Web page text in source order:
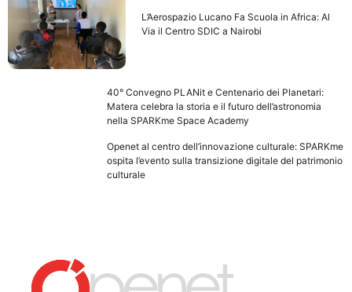
L’Aerospazio Lucano Fa Scuola in Africa: Al
Via il Centro SDIC a Nairobi
40° Convegno PLANit e Centenario dei Planetari:
Matera celebra la storia e il futuro dell’astronomia
nella SPARKme Space Academy
Openet al centro dell’innovazione culturale: SPARKme
ospita l’evento sulla transizione digitale del patrimonio
culturale